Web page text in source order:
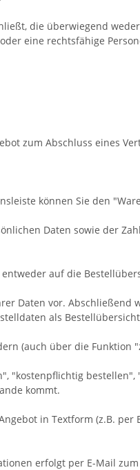
die überwiegend
eine rechtsfähige
zum Abschluss eines
können Sie den
Daten sowie der
entweder auf die
Daten vor. Abschließend
als
(auch über die Funktion
"kostenpflichtig
kommt.
in Textform (z.B. per
erfolgt per E-Mail